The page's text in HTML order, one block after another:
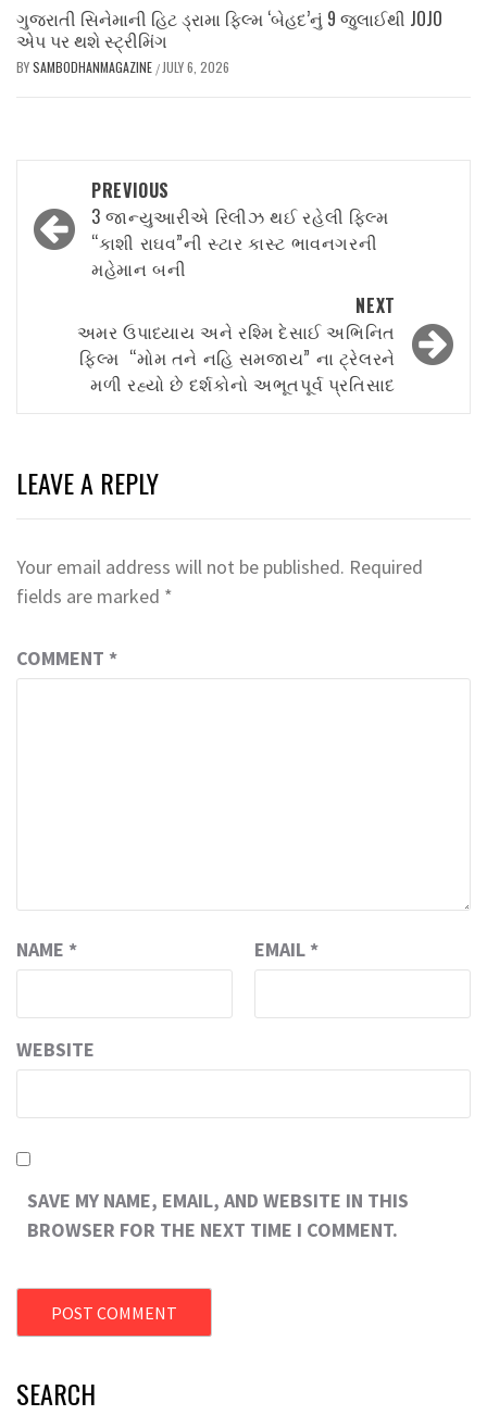
ગુજરાતી સિનેમાની હિટ ડ્રામા ફિલ્મ ‘બેહદ’નું 9 જુલાઈથી JOJO
એપ પર થશે સ્ટ્રીમિંગ
BYSAMBODHANMAGAZINE /JULY 6, 2026
navigation
PREVIOUS
3 જાન્યુઆરીએ રિલીઝ થઈ રહેલી ફિલ્મ
“કાશી રાઘવ”ની સ્ટાર કાસ્ટ ભાવનગરની
મહેમાન બની
NEXT
અમર ઉપાધ્યાય અને રશ્મિ દેસાઈ અભિનિત
ફિલ્મ “મોમ તને નહિ સમજાય” ના ટ્રેલરને
મળી રહ્યો છે દર્શકોનો અભૂતપૂર્વ પ્રતિસાદ
LEAVE A REPLY
Your email address will not be published. Required
fields are marked *
COMMENT *
NAME * EMAIL *
WEBSITE
SAVE MY NAME, EMAIL, AND WEBSITE IN THIS
BROWSER FOR THE NEXT TIME I COMMENT.
SEARCH